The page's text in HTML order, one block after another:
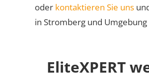
oder kontaktieren Sie uns
in Stromberg und
EliteXPERT